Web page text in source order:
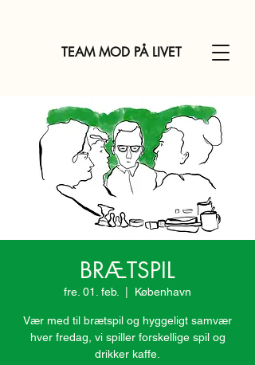
TEAM MOD PÅ LIVET
BRÆTSPIL
fre. 01. feb. København
Vær med til brætspil og hyggeligt samvær
hver fredag, vi spiller forskellige spil og
drikker kaffe.